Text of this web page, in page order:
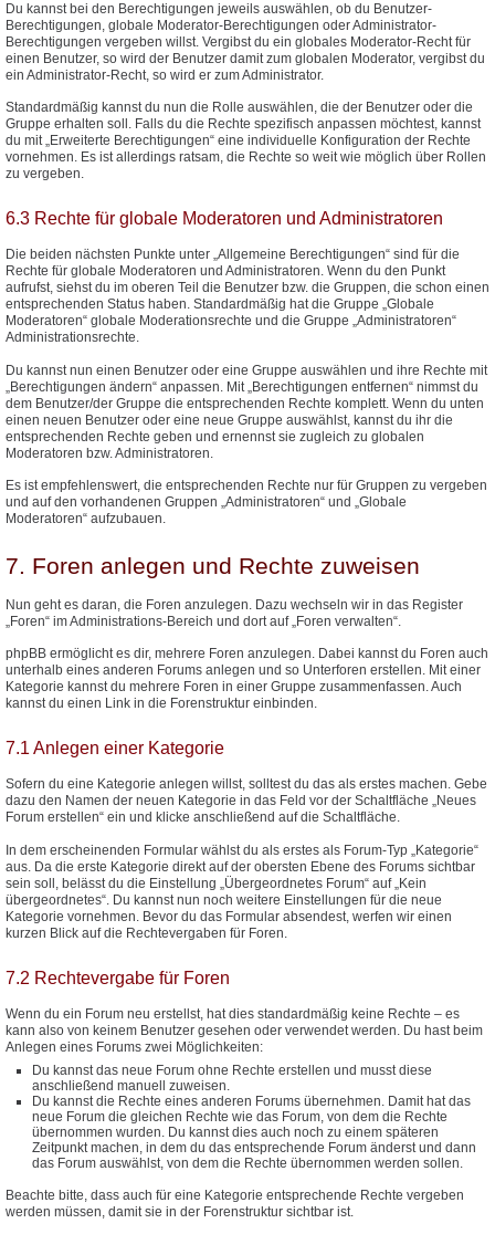
Du kannst bei den Berechtigungen jeweils auswählen, ob du Benutzer-
Berechtigungen, globale Moderator-Berechtigungen oder Administrator-
Berechtigungen vergeben willst. Vergibst du ein globales Moderator-Recht für
einen Benutzer, so wird der Benutzer damit zum globalen Moderator, vergibst du
ein Administrator-Recht, so wird er zum Administrator.
Standardmäßig kannst du nun die Rolle auswählen, die der Benutzer oder die
Gruppe erhalten soll. Falls du die Rechte spezifisch anpassen möchtest, kannst
du mit „Erweiterte Berechtigungen“ eine individuelle Konfiguration der Rechte
vornehmen. Es ist allerdings ratsam, die Rechte so weit wie möglich über Rollen
zu vergeben.
6.3 Rechte für globale Moderatoren und Administratoren
Die beiden nächsten Punkte unter „Allgemeine Berechtigungen“ sind für die
Rechte für globale Moderatoren und Administratoren. Wenn du den Punkt
aufrufst, siehst du im oberen Teil die Benutzer bzw. die Gruppen, die schon einen
entsprechenden Status haben. Standardmäßig hat die Gruppe „Globale
Moderatoren“ globale Moderationsrechte und die Gruppe „Administratoren“
Administrationsrechte.
Du kannst nun einen Benutzer oder eine Gruppe auswählen und ihre Rechte mit
„Berechtigungen ändern“ anpassen. Mit „Berechtigungen entfernen“ nimmst du
dem Benutzer/der Gruppe die entsprechenden Rechte komplett. Wenn du unten
einen neuen Benutzer oder eine neue Gruppe auswählst, kannst du ihr die
entsprechenden Rechte geben und ernennst sie zugleich zu globalen
Moderatoren bzw. Administratoren.
Es ist empfehlenswert, die entsprechenden Rechte nur für Gruppen zu vergeben
und auf den vorhandenen Gruppen „Administratoren“ und „Globale
Moderatoren“ aufzubauen.
7. Foren anlegen und Rechte zuweisen
Nun geht es daran, die Foren anzulegen. Dazu wechseln wir in das Register
„Foren“ im Administrations-Bereich und dort auf „Foren verwalten“.
phpBB ermöglicht es dir, mehrere Foren anzulegen. Dabei kannst du Foren auch
unterhalb eines anderen Forums anlegen und so Unterforen erstellen. Mit einer
Kategorie kannst du mehrere Foren in einer Gruppe zusammenfassen. Auch
kannst du einen Link in die Forenstruktur einbinden.
7.1 Anlegen einer Kategorie
Sofern du eine Kategorie anlegen willst, solltest du das als erstes machen. Gebe
dazu den Namen der neuen Kategorie in das Feld vor der Schaltfläche „Neues
Forum erstellen“ ein und klicke anschließend auf die Schaltfläche.
In dem erscheinenden Formular wählst du als erstes als Forum-Typ „Kategorie“
aus. Da die erste Kategorie direkt auf der obersten Ebene des Forums sichtbar
sein soll, belässt du die Einstellung „Übergeordnetes Forum“ auf „Kein
übergeordnetes“. Du kannst nun noch weitere Einstellungen für die neue
Kategorie vornehmen. Bevor du das Formular absendest, werfen wir einen
kurzen Blick auf die Rechtevergaben für Foren.
7.2 Rechtevergabe für Foren
Wenn du ein Forum neu erstellst, hat dies standardmäßig keine Rechte – es
kann also von keinem Benutzer gesehen oder verwendet werden. Du hast beim
Anlegen eines Forums zwei Möglichkeiten:
Du kannst das neue Forum ohne Rechte erstellen und musst diese
anschließend manuell zuweisen.
Du kannst die Rechte eines anderen Forums übernehmen. Damit hat das
neue Forum die gleichen Rechte wie das Forum, von dem die Rechte
übernommen wurden. Du kannst dies auch noch zu einem späteren
Zeitpunkt machen, in dem du das entsprechende Forum änderst und dann
das Forum auswählst, von dem die Rechte übernommen werden sollen.
Beachte bitte, dass auch für eine Kategorie entsprechende Rechte vergeben
werden müssen, damit sie in der Forenstruktur sichtbar ist.